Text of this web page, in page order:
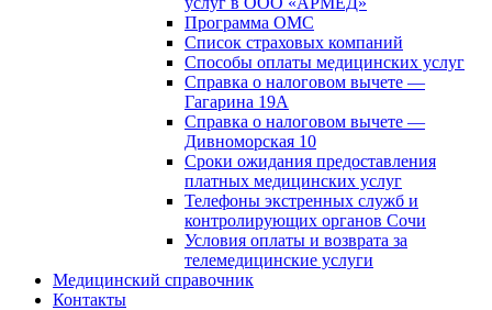
Программа ОМС
Список страховых компаний
Способы оплаты медицинских услуг
Справка о налоговом вычете —
Гагарина 19А
Справка о налоговом вычете —
Дивноморская 10
Сроки ожидания предоставления
платных медицинских услуг
Телефоны экстренных служб и
контролирующих органов Сочи
Условия оплаты и возврата за
телемедицинские услуги
Медицинский справочник
Контакты